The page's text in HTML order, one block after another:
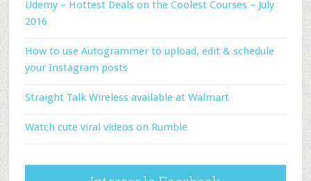
Udemy – Hottest Deals on the Coolest Courses – July
2016
How to use Autogrammer to upload, edit & schedule
your Instagram posts
Straight Talk Wireless available at Walmart
Watch cute viral videos on Rumble